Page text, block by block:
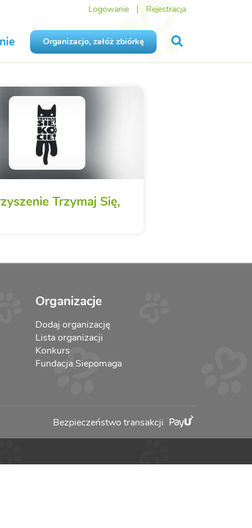
Logowanie Rejestracja
Organizacjo, załóż zbiórkę
Trzymaj Się,
Organizacje
Dodaj organizację
Lista organizacji
Konkurs
Fundacja Siepomaga
Bezpieczeństwo transakcji